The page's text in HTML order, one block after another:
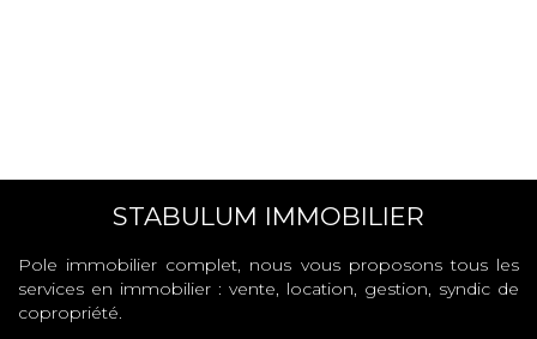
STABULUM IMMOBILIER
Pole immobilier complet, nous vous proposons tous les
services en immobilier : vente, location, gestion, syndic de
copropriété.